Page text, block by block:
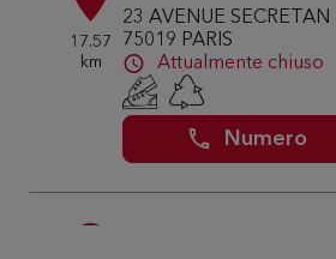
17.57
km
23 AVENUE SECRETAN
75019 PARIS
Attualmente chiuso
Numero